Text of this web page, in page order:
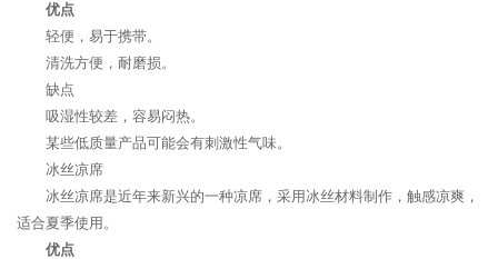
优点
轻便，易于携带。
清洗方便，耐磨损。
缺点
吸湿性较差，容易闷热。
某些低质量产品可能会有刺激性气味。
冰丝凉席
冰丝凉席是近年来新兴的一种凉席，采用冰丝材料制作，触感凉爽，
适合夏季使用。
优点